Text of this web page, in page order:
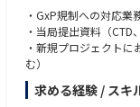
・GxP規制への対応業
・当局提出資料（
・新規プロジェクト
む）
求める経験 / スキ